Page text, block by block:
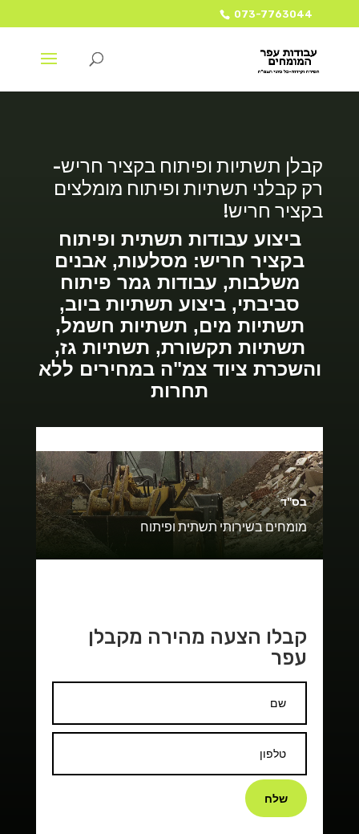
073-7763044
קבלן תשתיות ופיתוח בקציר חריש-
רק קבלני תשתיות ופיתוח מומלצים
בקציר חריש!
ביצוע עבודות תשתית ופיתוח
בקציר חריש: מסלעות, אבנים
משלבות, עבודות גמר פיתוח
סביבתי, ביצוע תשתיות ביוב,
תשתיות מים, תשתיות חשמל,
תשתיות תקשורת, תשתיות גז,
והשכרת ציוד צמ"ה במחירים ללא
תחרות
בס"ד
מומחים בשירותי תשתית ופיתוח
קבלו הצעה מהירה מקבלן
עפר
שלח